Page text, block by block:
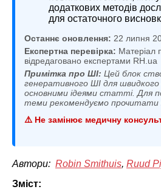
додаткових методів
для остаточного
Останнє оновлення: 22 липня
Експертна перевірка: Матеріал
відредаговано експертами RH.ua
Примітка про ШІ: Цей блок
генеративного ШІ для швидкого
основними ідеями статті. Для
теми рекомендуємо прочитати
⚠️ Не замінює медичну
Автори: Robin Smithuis, Ruud
Зміст: